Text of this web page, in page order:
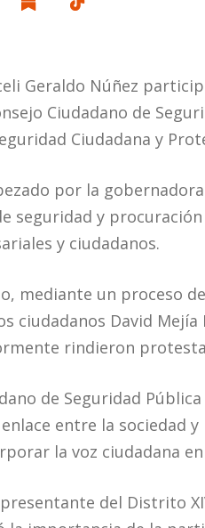
Geraldo Núñez
Ciudadano de
Ciudadana y
por la
seguridad y
y ciudadanos.
mediante un proceso
ciudadanos David
rindieron
de Seguridad
entre la sociedad
la voz ciudadana
del Distrito